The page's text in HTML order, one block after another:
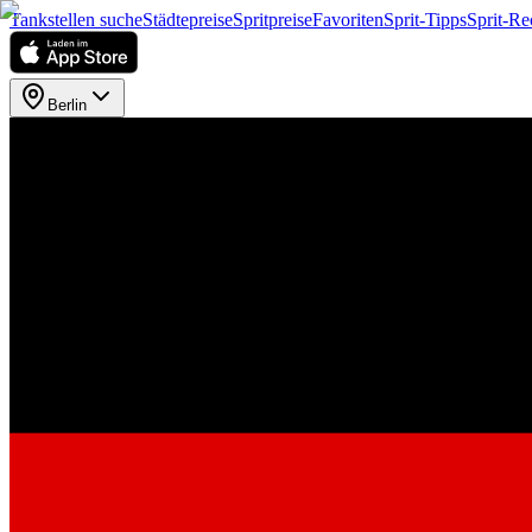
Tankstellen sucheStädtepreiseSpritpreiseFavoritenSprit-TippsSprit-
Berlin